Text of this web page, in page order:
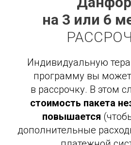
на 3 или 6
Индивидуальную
программу вы
в рассрочку. В этом
стоимость пакета
повышается
дополнительные